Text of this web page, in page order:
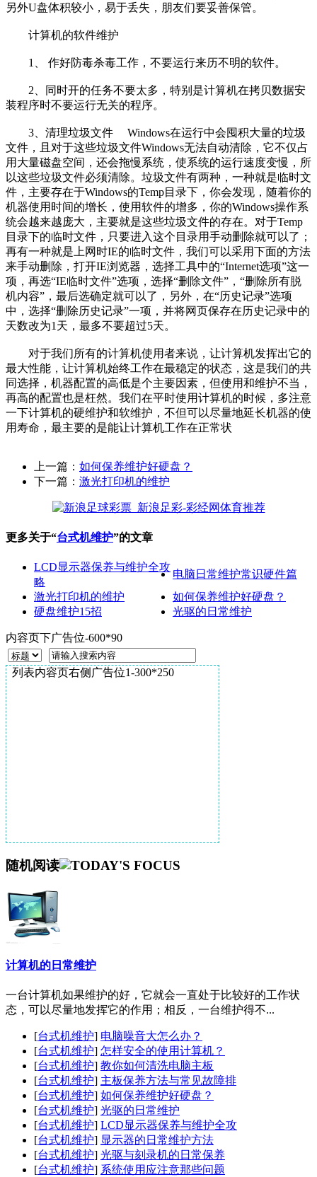
另外U盘体积较小，易于丢失，朋友们要妥善保管。
计算机的软件维护
1、 作好防毒杀毒工作，不要运行来历不明的软件。
2、同时开的任务不要太多，特别是计算机在拷贝数据安
装程序时不要运行无关的程序。
3、清理垃圾文件 Windows在运行中会囤积大量的垃圾
文件，且对于这些垃圾文件Windows无法自动清除，它不仅占
用大量磁盘空间，还会拖慢系统，使系统的运行速度变慢，所
以这些垃圾文件必须清除。垃圾文件有两种，一种就是临时文
件，主要存在于Windows的Temp目录下，你会发现，随着你的
机器使用时间的增长，使用软件的增多，你的Windows操作系
统会越来越庞大，主要就是这些垃圾文件的存在。对于Temp
目录下的临时文件，只要进入这个目录用手动删除就可以了；
再有一种就是上网时IE的临时文件，我们可以采用下面的方法
来手动删除，打开IE浏览器，选择工具中的“Internet选项”这一
项，再选“IE临时文件”选项，选择“删除文件”，“删除所有脱
机内容”，最后选确定就可以了，另外，在“历史记录”选项
中，选择“删除历史记录”一项，并将网页保存在历史记录中的
天数改为1天，最多不要超过5天。
对于我们所有的计算机使用者来说，让计算机发挥出它的
最大性能，让计算机始终工作在最稳定的状态，这是我们的共
同选择，机器配置的高低是个主要因素，但使用和维护不当，
再高的配置也是枉然。我们在平时使用计算机的时候，多注意
一下计算机的硬维护和软维护，不但可以尽量地延长机器的使
用寿命，最主要的是能让计算机工作在正常状
上一篇： 如何保养维护好硬盘？
下一篇： 激光打印机的维护
更多关于“台式机维护”的文章
LCD显示器保养与维护全攻
略
电脑日常维护常识硬件篇
激光打印机的维护
如何保养维护好硬盘？
硬盘维护15招
光驱的日常维护
内容页下广告位-600*90
列表内容页右侧广告位1-300*250
随机阅读
计算机的日常维护
一台计算机如果维护的好，它就会一直处于比较好的工作状
态，可以尽量地发挥它的作用；相反，一台维护得不...
[台式机维护] 电脑噪音大怎么办？
[台式机维护] 怎样安全的使用计算机？
[台式机维护] 教你如何清洗电脑主板
[台式机维护] 主板保养方法与常见故障排
[台式机维护] 如何保养维护好硬盘？
[台式机维护] 光驱的日常维护
[台式机维护] LCD显示器保养与维护全攻
[台式机维护] 显示器的日常维护方法
[台式机维护] 光驱与刻录机的日常保养
[台式机维护] 系统使用应注意那些问题